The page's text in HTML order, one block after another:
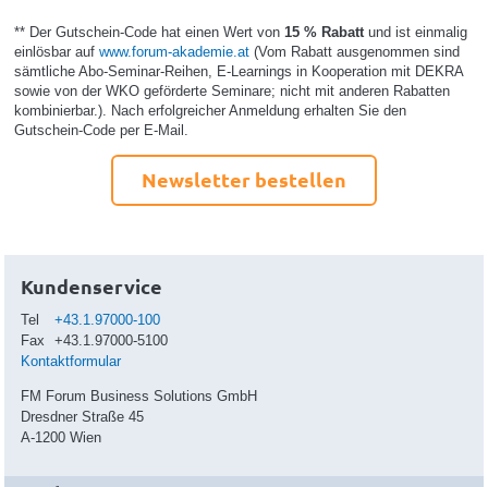
** Der Gutschein-Code hat einen Wert von 15 % Rabatt und ist einmalig
einlösbar auf www.forum-akademie.at(Vom Rabatt ausgenommen sind
sämtliche Abo-Seminar-Reihen, E-Learnings in Kooperation mit DEKRA
sowie von der WKO geförderte Seminare; nicht mit anderen Rabatten
kombinierbar.). Nach erfolgreicher Anmeldung erhalten Sie den
Gutschein-Code per E-Mail.
Newsletter bestellen
Kundenservice
Tel
+43.1.97000-100
Fax
+43.1.97000-5100
Kontaktformular
FM Forum Business Solutions GmbH
Dresdner Straße 45
A-1200 Wien